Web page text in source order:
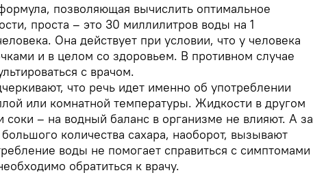
позволяющая вычислить оптимальное
проста – это 30 миллилитров воды на 1
Она действует при условии, что у человека
и в целом со здоровьем. В противном случае
с врачом.
что речь идет именно об употреблении
или комнатной температуры. Жидкости в другом
соки – на водный баланс в организме не влияют. А за
количества сахара, наоборот, вызывают
воды не помогает справиться с симптомами
обратиться к врачу.